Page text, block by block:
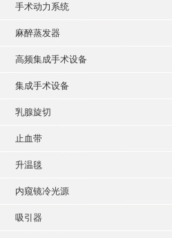
手术动力系统
麻醉蒸发器
高频集成手术设备
集成手术设备
乳腺旋切
止血带
升温毯
内窥镜冷光源
吸引器